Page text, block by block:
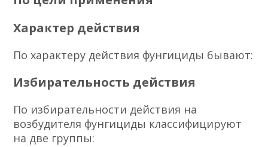
Характер действия
По характеру действия фунгициды бывают:
Избирательность действия
По избирательности действия на
возбудителя фунгициды классифицируют
на две группы: